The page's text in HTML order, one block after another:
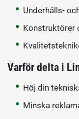
Underhålls-
Konstruktörer
Varför delta i
Höj din
Minska